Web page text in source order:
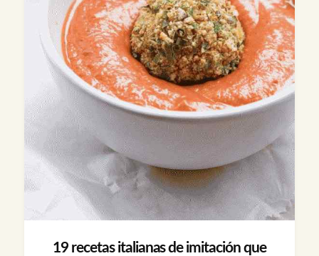
19 recetas italianas de imitación que